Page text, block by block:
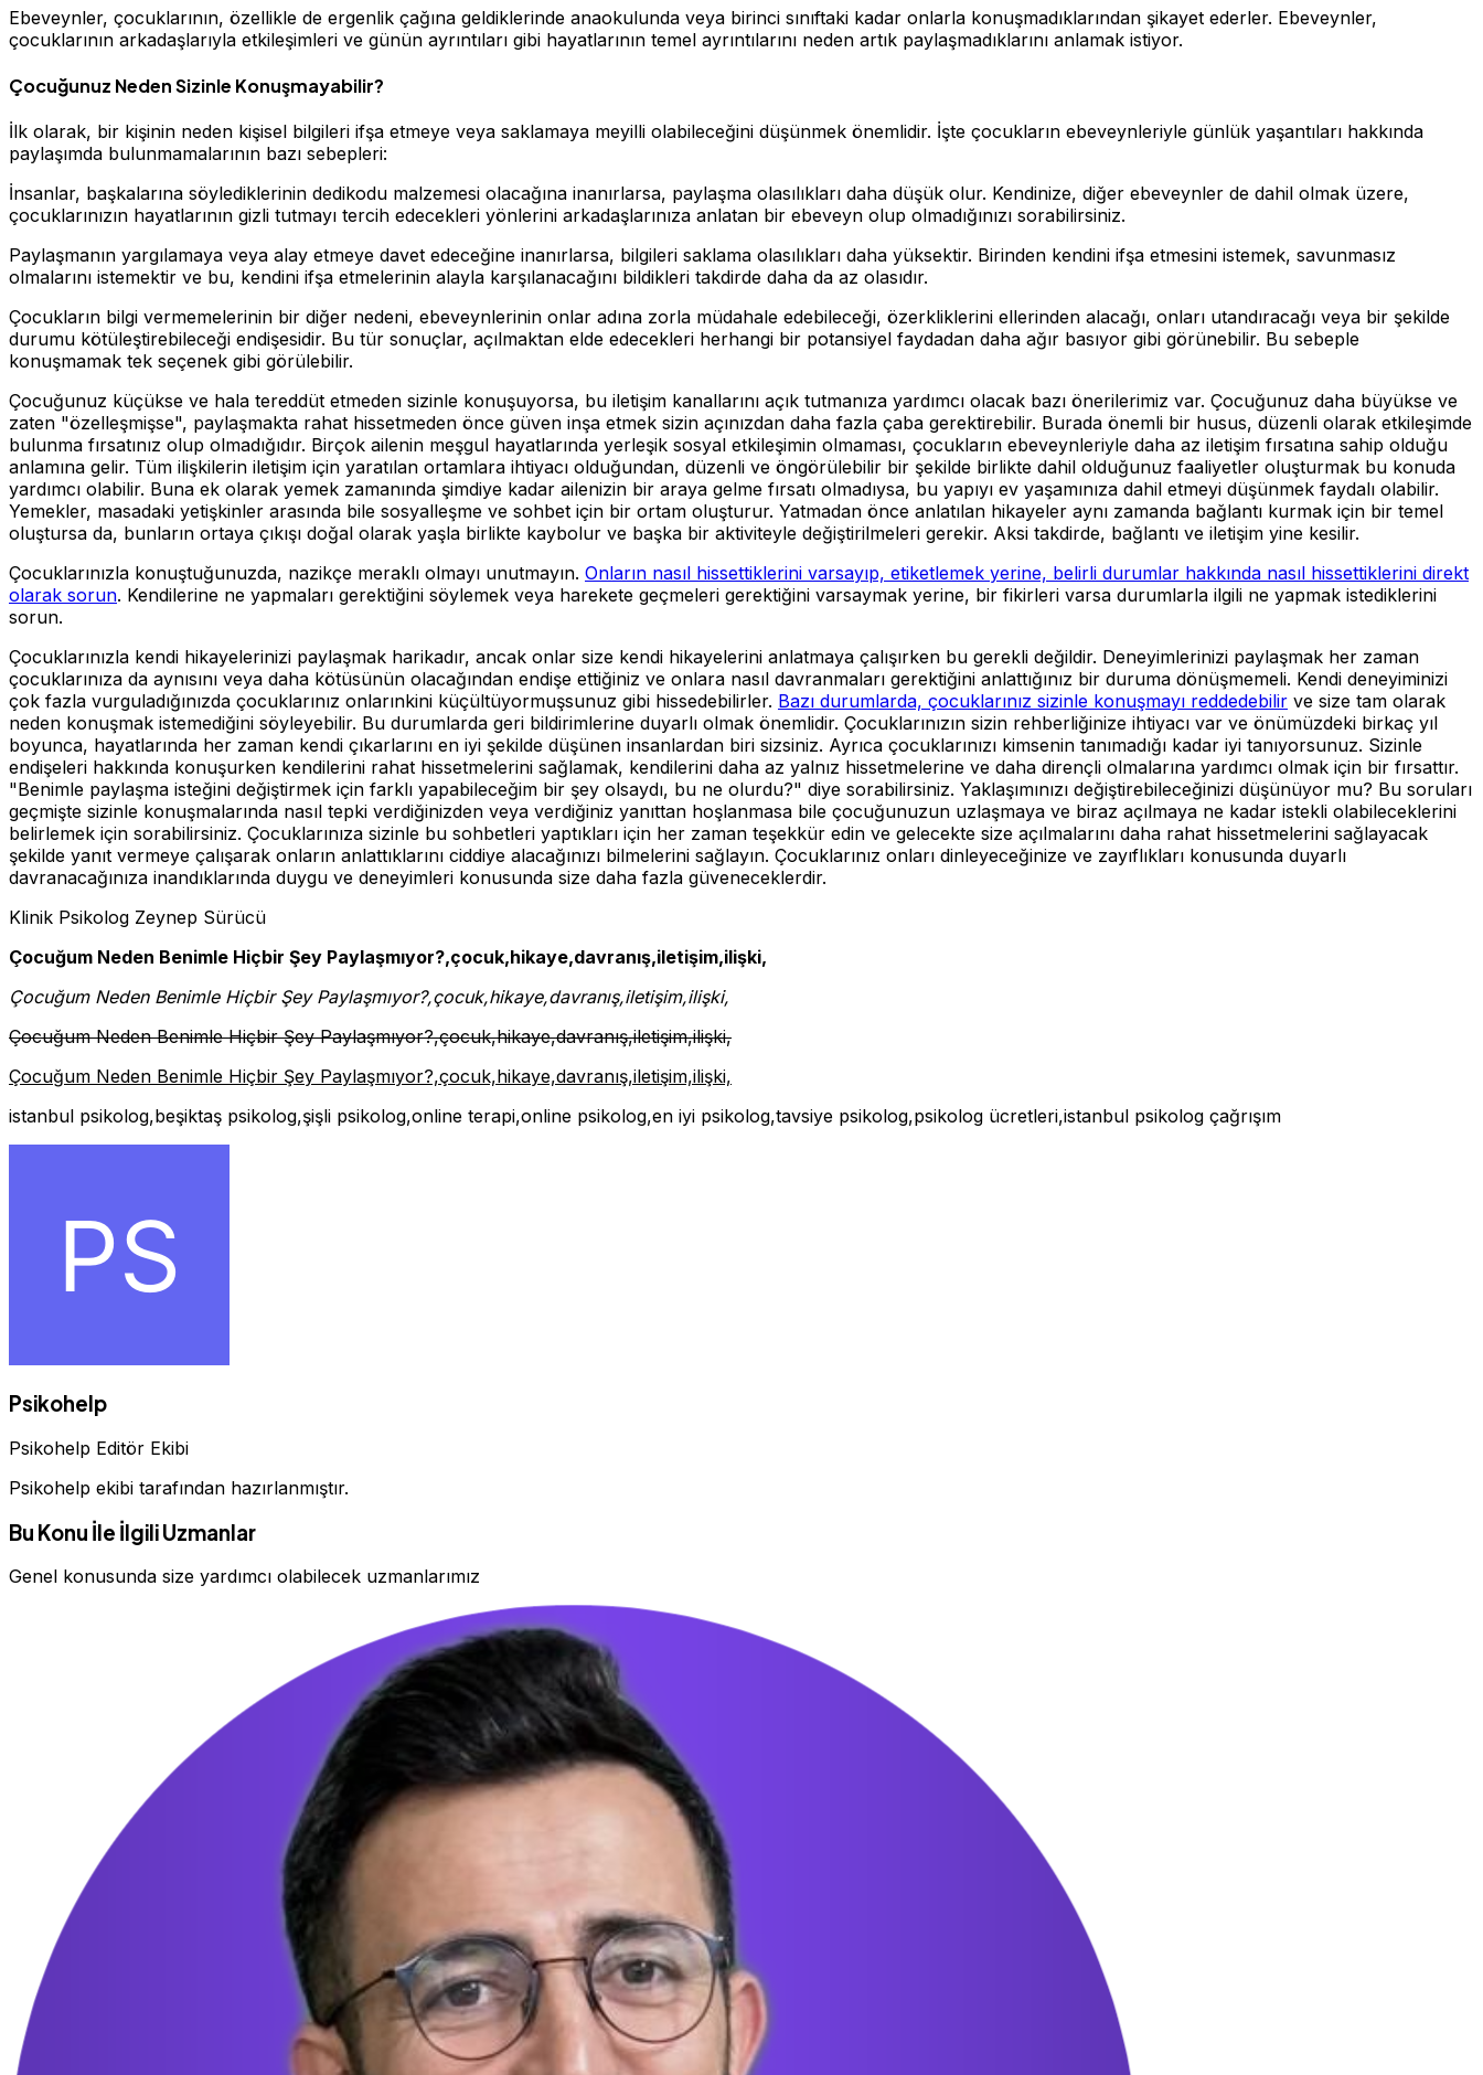
Ebeveynler, çocuklarının, özellikle de ergenlik çağına geldiklerinde anaokulunda veya birinci sınıftaki kadar onlarla konuşmadıklarından şikayet ederler. Ebeveynler,
çocuklarının arkadaşlarıyla etkileşimleri ve günün ayrıntıları gibi hayatlarının temel ayrıntılarını neden artık paylaşmadıklarını anlamak istiyor.
Çocuğunuz Neden Sizinle Konuşmayabilir?
İlk olarak, bir kişinin neden kişisel bilgileri ifşa etmeye veya saklamaya meyilli olabileceğini düşünmek önemlidir. İşte çocukların ebeveynleriyle günlük yaşantıları hakkında
paylaşımda bulunmamalarının bazı sebepleri:
İnsanlar, başkalarına söylediklerinin dedikodu malzemesi olacağına inanırlarsa, paylaşma olasılıkları daha düşük olur. Kendinize, diğer ebeveynler de dahil olmak üzere,
çocuklarınızın hayatlarının gizli tutmayı tercih edecekleri yönlerini arkadaşlarınıza anlatan bir ebeveyn olup olmadığınızı sorabilirsiniz.
Paylaşmanın yargılamaya veya alay etmeye davet edeceğine inanırlarsa, bilgileri saklama olasılıkları daha yüksektir. Birinden kendini ifşa etmesini istemek, savunmasız
olmalarını istemektir ve bu, kendini ifşa etmelerinin alayla karşılanacağını bildikleri takdirde daha da az olasıdır.
Çocukların bilgi vermemelerinin bir diğer nedeni, ebeveynlerinin onlar adına zorla müdahale edebileceği, özerkliklerini ellerinden alacağı, onları utandıracağı veya bir şekilde
durumu kötüleştirebileceği endişesidir. Bu tür sonuçlar, açılmaktan elde edecekleri herhangi bir potansiyel faydadan daha ağır basıyor gibi görünebilir. Bu sebeple
konuşmamak tek seçenek gibi görülebilir.
Çocuğunuz küçükse ve hala tereddüt etmeden sizinle konuşuyorsa, bu iletişim kanallarını açık tutmanıza yardımcı olacak bazı önerilerimiz var. Çocuğunuz daha büyükse ve
zaten "özelleşmişse", paylaşmakta rahat hissetmeden önce güven inşa etmek sizin açınızdan daha fazla çaba gerektirebilir. Burada önemli bir husus, düzenli olarak etkileşimde
bulunma fırsatınız olup olmadığıdır. Birçok ailenin meşgul hayatlarında yerleşik sosyal etkileşimin olmaması, çocukların ebeveynleriyle daha az iletişim fırsatına sahip olduğu
anlamına gelir. Tüm ilişkilerin iletişim için yaratılan ortamlara ihtiyacı olduğundan, düzenli ve öngörülebilir bir şekilde birlikte dahil olduğunuz faaliyetler oluşturmak bu konuda
yardımcı olabilir. Buna ek olarak yemek zamanında şimdiye kadar ailenizin bir araya gelme fırsatı olmadıysa, bu yapıyı ev yaşamınıza dahil etmeyi düşünmek faydalı olabilir.
Yemekler, masadaki yetişkinler arasında bile sosyalleşme ve sohbet için bir ortam oluşturur. Yatmadan önce anlatılan hikayeler aynı zamanda bağlantı kurmak için bir temel
oluştursa da, bunların ortaya çıkışı doğal olarak yaşla birlikte kaybolur ve başka bir aktiviteyle değiştirilmeleri gerekir. Aksi takdirde, bağlantı ve iletişim yine kesilir.
Çocuklarınızla konuştuğunuzda, nazikçe meraklı olmayı unutmayın. Onların nasıl hissettiklerini varsayıp, etiketlemek yerine, belirli durumlar hakkında nasıl hissettiklerini direkt
olarak sorun. Kendilerine ne yapmaları gerektiğini söylemek veya harekete geçmeleri gerektiğini varsaymak yerine, bir fikirleri varsa durumlarla ilgili ne yapmak istediklerini
sorun.
Çocuklarınızla kendi hikayelerinizi paylaşmak harikadır, ancak onlar size kendi hikayelerini anlatmaya çalışırken bu gerekli değildir. Deneyimlerinizi paylaşmak her zaman
çocuklarınıza da aynısını veya daha kötüsünün olacağından endişe ettiğiniz ve onlara nasıl davranmaları gerektiğini anlattığınız bir duruma dönüşmemeli. Kendi deneyiminizi
çok fazla vurguladığınızda çocuklarınız onlarınkini küçültüyormuşsunuz gibi hissedebilirler. Bazı durumlarda, çocuklarınız sizinle konuşmayı reddedebilir ve size tam olarak
neden konuşmak istemediğini söyleyebilir. Bu durumlarda geri bildirimlerine duyarlı olmak önemlidir. Çocuklarınızın sizin rehberliğinize ihtiyacı var ve önümüzdeki birkaç yıl
boyunca, hayatlarında her zaman kendi çıkarlarını en iyi şekilde düşünen insanlardan biri sizsiniz. Ayrıca çocuklarınızı kimsenin tanımadığı kadar iyi tanıyorsunuz. Sizinle
endişeleri hakkında konuşurken kendilerini rahat hissetmelerini sağlamak, kendilerini daha az yalnız hissetmelerine ve daha dirençli olmalarına yardımcı olmak için bir fırsattır.
"Benimle paylaşma isteğini değiştirmek için farklı yapabileceğim bir şey olsaydı, bu ne olurdu?" diye sorabilirsiniz. Yaklaşımınızı değiştirebileceğinizi düşünüyor mu? Bu soruları
geçmişte sizinle konuşmalarında nasıl tepki verdiğinizden veya verdiğiniz yanıttan hoşlanmasa bile çocuğunuzun uzlaşmaya ve biraz açılmaya ne kadar istekli olabileceklerini
belirlemek için sorabilirsiniz. Çocuklarınıza sizinle bu sohbetleri yaptıkları için her zaman teşekkür edin ve gelecekte size açılmalarını daha rahat hissetmelerini sağlayacak
şekilde yanıt vermeye çalışarak onların anlattıklarını ciddiye alacağınızı bilmelerini sağlayın. Çocuklarınız onları dinleyeceğinize ve zayıflıkları konusunda duyarlı
davranacağınıza inandıklarında duygu ve deneyimleri konusunda size daha fazla güveneceklerdir.
Klinik Psikolog Zeynep Sürücü
Çocuğum Neden Benimle Hiçbir Şey Paylaşmıyor?,çocuk,hikaye,davranış,iletişim,ilişki,
Çocuğum Neden Benimle Hiçbir Şey Paylaşmıyor?,çocuk,hikaye,davranış,iletişim,ilişki,
Çocuğum Neden Benimle Hiçbir Şey Paylaşmıyor?,çocuk,hikaye,davranış,iletişim,ilişki,
Çocuğum Neden Benimle Hiçbir Şey Paylaşmıyor?,çocuk,hikaye,davranış,iletişim,ilişki,
istanbul psikolog,beşiktaş psikolog,şişli psikolog,online terapi,online psikolog,en iyi psikolog,tavsiye psikolog,psikolog ücretleri,istanbul psikolog çağrışım
Psikohelp
Psikohelp Editör Ekibi
Psikohelp ekibi tarafından hazırlanmıştır.
Bu Konu İle İlgili Uzmanlar
Genel konusunda size yardımcı olabilecek uzmanlarımız